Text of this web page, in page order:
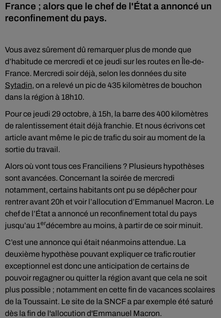
France ; alors que le chef de l'État a annoncé un
reconfinement du pays.
Vous avez sûrement dû remarquer plus de monde que
d’habitude ce mercredi et ce jeudi sur les routes en Île-de-
France. Mercredi soir déjà, selon les données du site
Sytadin, on a relevé un pic de 435 kilomètres de bouchon
dans la région à 18h10.
Pour ce jeudi 29 octobre, à 15h, la barre des 400 kilomètres
de ralentissement était déjà franchie. Et nous écrivons cet
article avant même le pic de trafic du soir au moment de la
sortie du travail.
Alors où vont tous ces Franciliens ? Plusieurs hypothèses
sont avancées. Concernant la soirée de mercredi
notamment, certains habitants ont pu se dépêcher pour
rentrer avant 20h et voir l’allocution d’Emmanuel Macron. Le
chef de l’État a annoncé un reconfinement total du pays
jusqu’au 1erdécembre au moins, à partir de ce soir minuit.
C’est une annonce qui était néanmoins attendue. La
deuxième hypothèse pouvant expliquer ce trafic routier
exceptionnel est donc une anticipation de certains de
pouvoir regagner ou quitter la région avant que cela ne soit
plus possible ; notamment en cette fin de vacances scolaires
de la Toussaint. Le site de la SNCF a par exemple été saturé
dès la fin de l'allocution d'Emmanuel Macron.